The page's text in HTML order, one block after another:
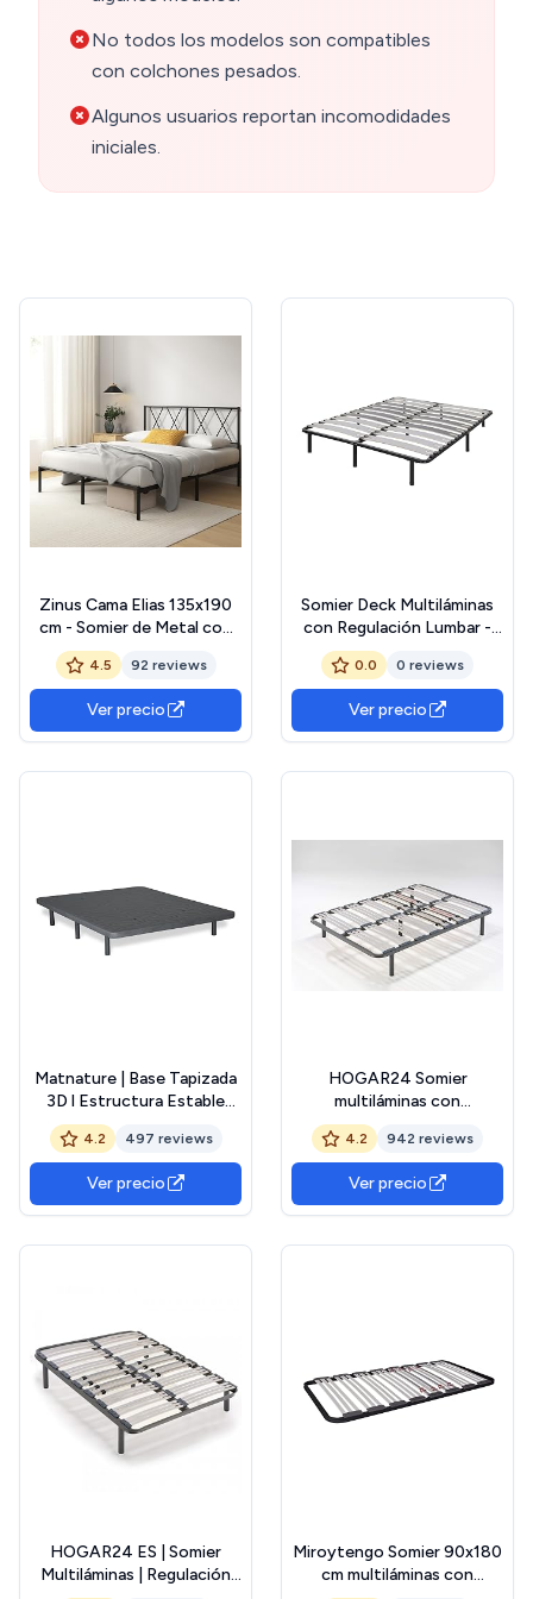
No todos los modelos son compatibles
con colchones pesados.
Algunos usuarios reportan incomodidades
iniciales.
Zinus Cama Elias 135x190
cm - Somier de Metal con
cabecero - Altura 30 cm -
Cama con somier de láminas
de Metal - Fácil Montaje -
Espacio de
Almacenamiento Debajo de
4.5 92 reviews
Ver precio
Somier Deck Multiláminas
con Regulación Lumbar -
150x200 cm - Marco
Metalizado Anticorrosión y
Patas Incluidas
0.0 0 reviews
Ver precio
Matnature | Base Tapizada
3D l Estructura Estable
Madera | Bastidor Metálico
Super Resistente |
Transpirable Aireadores
Sistema FreshAir | Altura
Base + Patas +/- 30 cm
4.2 497 reviews
Ver precio
HOGAR24 Somier
multiláminas con
reguladores lumbares (5
Patas Incluidas)-Altura de
Las Patas 32cm-
135x190cm
4.2 942 reviews
Ver precio
HOGAR24 ES | Somier
Multiláminas | Regulación
Miroytengo Somier 90x180
cm multiláminas con